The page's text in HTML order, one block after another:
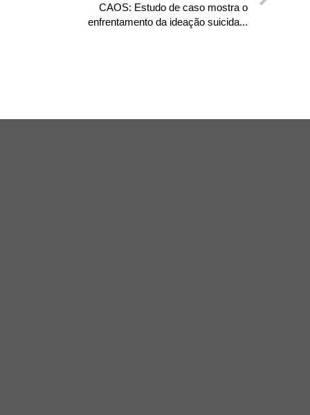
CAOS: Estudo de caso mostra o
enfrentamento da ideação suicida...